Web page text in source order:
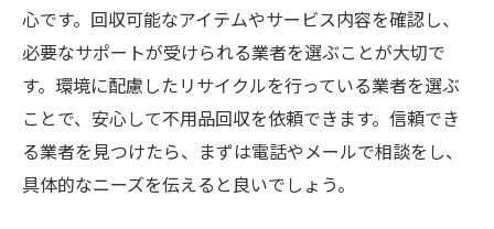
心です。回収可能なアイテムやサービス内容を確認し、
必要なサポートが受けられる業者を選ぶことが大切で
す。環境に配慮したリサイクルを行っている業者を選ぶ
ことで、安心して不用品回収を依頼できます。信頼でき
る業者を見つけたら、まずは電話やメールで相談をし、
具体的なニーズを伝えると良いでしょう。